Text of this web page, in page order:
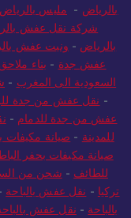
بالرياض - مليس بالرياض
شركة نقل عفش
بالرياض - ونيت عفش
عفش جدة - بناء
السعودية الى المغرب -
- نقل عفش من جدة
عفش من جدة للدمام -
للمدينة - صيانة مكيفات
صيانة مكيفات بحفر
للطائف - شحن من
تركيا - نقل عفش بالباحة
بالباحة - نقل عفش